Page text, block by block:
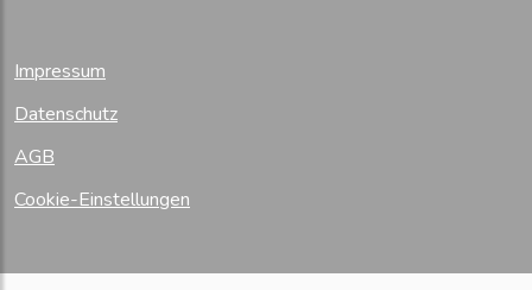
Impressum
Datenschutz
AGB
Cookie-Einstellungen